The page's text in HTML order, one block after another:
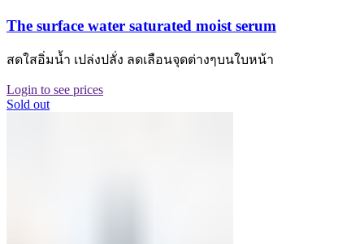
The surface water saturated moist serum
สดใสอิ่มน้ำ เปล่งปลั่ง ลดเลือนจุดต่างๆบนใบหน้า
Login to see prices
Sold out